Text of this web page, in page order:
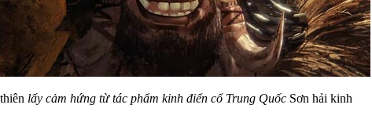
lấy cảm hứng từ tác phẩm kinh điển cổ Trung Quốc Sơn hải kinh